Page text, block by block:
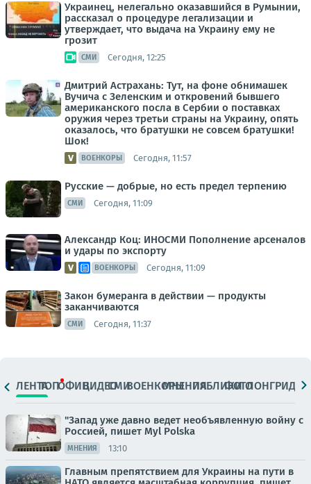
Украинец, нелегально оказавшийся в Румынии,
рассказал о процедуре легализации и
утверждает, что выдача на Украину ему не
грозит
СМИ Сегодня, 12:25
Дмитрий Астрахань: Тут, на фоне обнимашек
Вучича с Зеленским и откровений бывшего
американского посла в Сербии о поставках
оружия через третьи страны на Украину, опять
оказалось, что братушки не совсем братушки!
Шок!
ВОЕНКОРЫ Сегодня, 11:57
Русские — добрые, но есть предел терпению
СМИ Сегодня, 11:09
Александр Коц: ИНОСМИ Пополнение арсеналов
и удары по экспорту
ВОЕНКОРЫ Сегодня, 11:09
Закон бумеранга в действии — продукты
заканчиваются
СМИ Сегодня, 11:37
ЛЕНТАТОПОФИЦ.ВИДЕОСМИВОЕНКОРЫМНЕНИЯПАБЛИКИ
ФОТОЛОНГРИДЫ
"Запад уже давно ведет необъявленную войну с
Россией, пишет Myl Polska
МНЕНИЯ 13:10
Главным препятствием для Украины на пути в